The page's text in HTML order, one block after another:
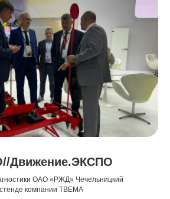
Движение.ЭКСПО
ОАО «РЖД» Чечельницкий
компании ТВЕМА